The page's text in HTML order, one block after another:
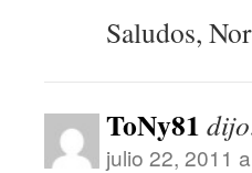
Saludos,
ToNy81
julio 22, 2011